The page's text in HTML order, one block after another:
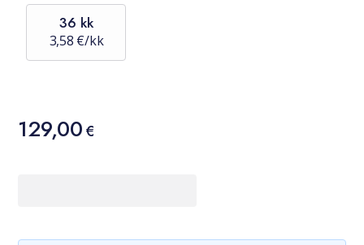
36 kk
3,58 €/kk
Hinta
129,00 €
129,00€